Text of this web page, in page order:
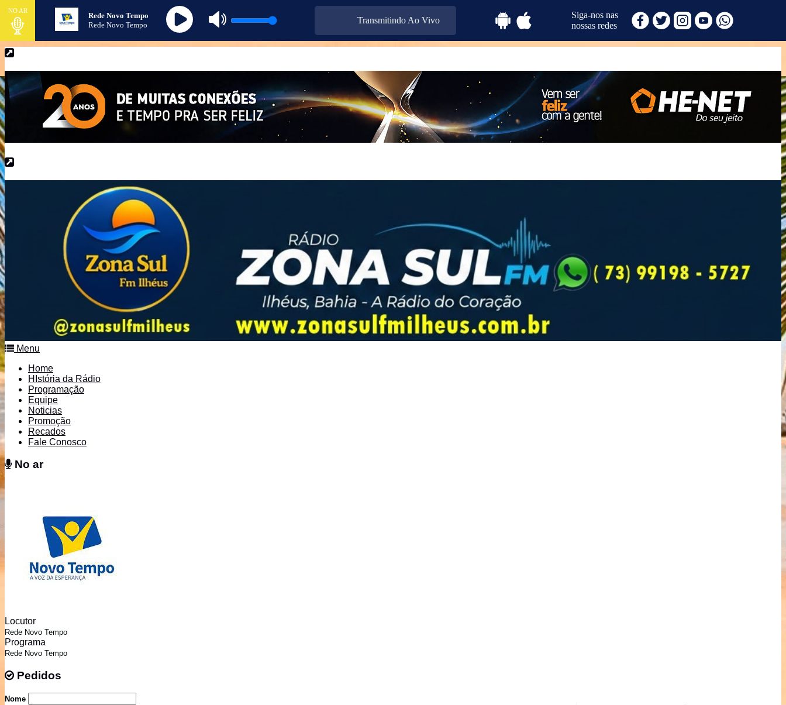
NO AR
Rede Novo Tempo
Rede Novo Tempo
Transmitindo Ao Vivo
Siga-nos nas
nossas redes
Menu
Home
HIstória da Rádio
Programação
Equipe
Noticias
Promoção
Recados
Fale Conosco
No ar
Locutor
Rede Novo Tempo
Programa
Rede Novo Tempo
Pedidos
Nome